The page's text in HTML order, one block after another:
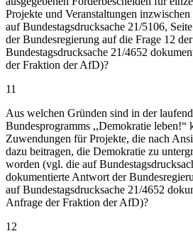
Projekte und Veranstaltungen
auf Bundestagsdrucksache 21/5106,
der Bundesregierung auf die Frage 12
Bundestagsdrucksache 21/4652
der Fraktion der AfD)?
11
Aus welchen Gründen sind in der
Bundesprogramms ,,Demokratie leben!“
Zuwendungen für Projekte, die nach
dazu beitragen, die Demokratie zu
worden (vgl. die auf
dokumentierte Antwort der
auf Bundestagsdrucksache 21/4652
Anfrage der Fraktion der AfD)?
12